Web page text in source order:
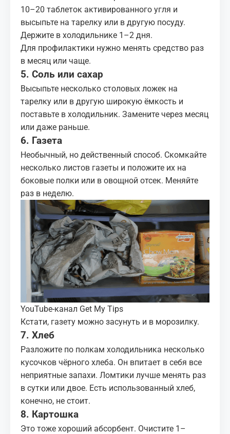
10–20 таблеток активированного угля и
высыпьте на тарелку или в другую посуду.
Держите в холодильнике 1–2 дня.
Для профилактики нужно менять средство раз
в месяц или чаще.
5. Соль или сахар
Высыпьте несколько столовых ложек на
тарелку или в другую широкую ёмкость и
поставьте в холодильник. Замените через месяц
или даже раньше.
6. Газета
Необычный, но действенный способ. Скомкайте
несколько листов газеты и положите их на
боковые полки или в овощной отсек. Меняйте
раз в неделю.
YouTube-канал Get My Tips
Кстати, газету можно засунуть и в морозилку.
7. Хлеб
Разложите по полкам холодильника несколько
кусочков чёрного хлеба. Он впитает в себя все
неприятные запахи. Ломтики лучше менять раз
в сутки или двое. Есть использованный хлеб,
конечно, не стоит.
8. Картошка
Это тоже хороший абсорбент. Очистите 1–